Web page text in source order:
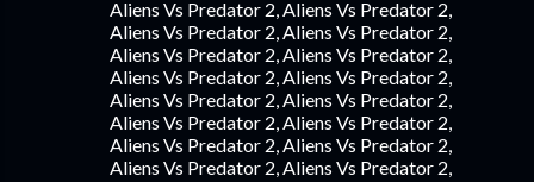
Aliens Vs Predator 2, Aliens Vs Predator 2,
Aliens Vs Predator 2, Aliens Vs Predator 2,
Aliens Vs Predator 2, Aliens Vs Predator 2,
Aliens Vs Predator 2, Aliens Vs Predator 2,
Aliens Vs Predator 2, Aliens Vs Predator 2,
Aliens Vs Predator 2, Aliens Vs Predator 2,
Aliens Vs Predator 2, Aliens Vs Predator 2,
Aliens Vs Predator 2, Aliens Vs Predator 2,